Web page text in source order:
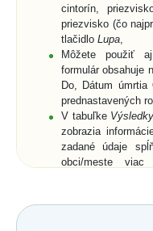
cintorín,
priezvisko (čo
tlačidlo Lupa
Môžete použiť
formulár obsahuje
Do, Dátum
prednastavených
V tabuľke
zobrazia
zadané údaje
obci/meste viac
zosnulého resp.